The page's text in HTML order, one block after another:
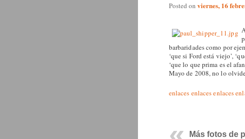
Posted on viernes, 16
barbaridades como por
‘que si Ford está viejo’,
‘que lo que prima es el
Mayo de 2008, no lo
enlaces enlacesenlaces
Más fotos de